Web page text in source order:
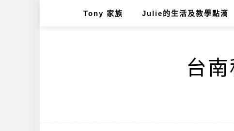
Tony 家族 Julie的生活及教學點滴
台